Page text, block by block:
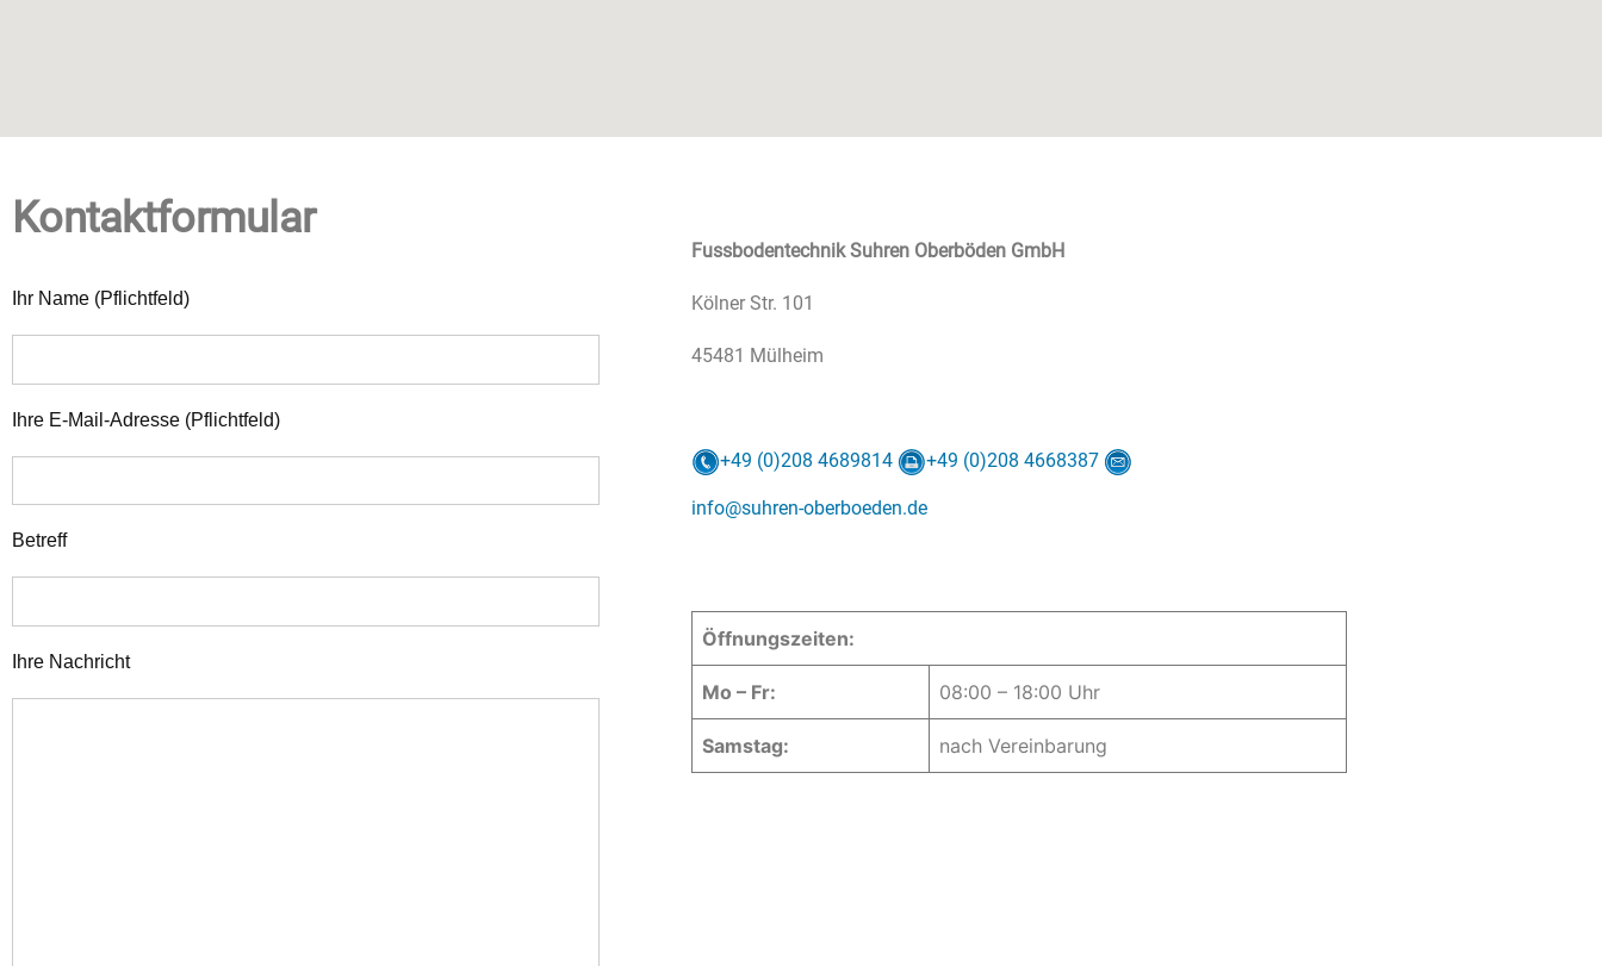
Kontaktformular
Ihr Name (Pflichtfeld)
Ihre E-Mail-Adresse (Pflichtfeld)
Betreff
Ihre Nachricht
Fussbodentechnik Suhren Oberböden GmbH
Kölner Str. 101
45481 Mülheim
+49 (0)208 4689814 +49 (0)208 4668387
info@suhren-oberboeden.de
Öffnungszeiten:
Mo – Fr: 08:00 – 18:00 Uhr
Samstag: nach Vereinbarung